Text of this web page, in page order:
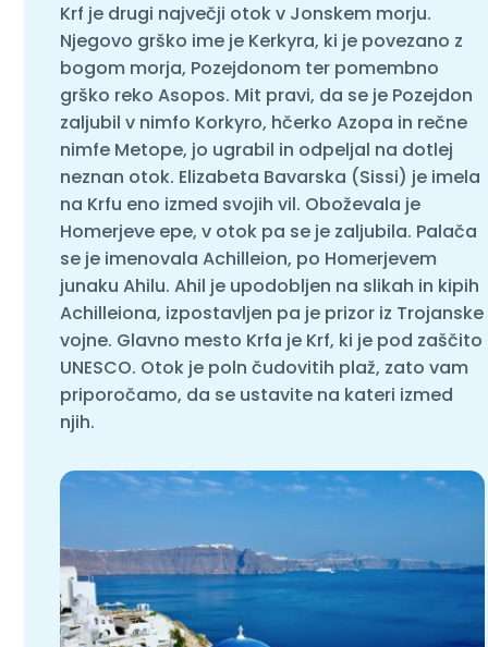
Krf je drugi največji otok v Jonskem morju.
Njegovo grško ime je Kerkyra, ki je povezano z
bogom morja, Pozejdonom ter pomembno
grško reko Asopos. Mit pravi, da se je Pozejdon
zaljubil v nimfo Korkyro, hčerko Azopa in rečne
nimfe Metope, jo ugrabil in odpeljal na dotlej
neznan otok. Elizabeta Bavarska (Sissi) je imela
na Krfu eno izmed svojih vil. Oboževala je
Homerjeve epe, v otok pa se je zaljubila. Palača
se je imenovala Achilleion, po Homerjevem
junaku Ahilu. Ahil je upodobljen na slikah in kipih
Achilleiona, izpostavljen pa je prizor iz Trojanske
vojne. Glavno mesto Krfa je Krf, ki je pod zaščito
UNESCO. Otok je poln čudovitih plaž, zato vam
priporočamo, da se ustavite na kateri izmed
njih.